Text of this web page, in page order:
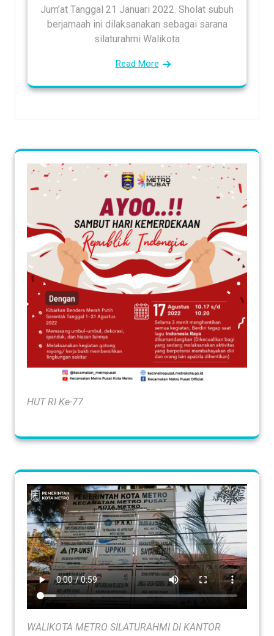
Jum’at Tanggal 21 Januari 2022. Sholat subuh
berjamaah ini dilaksanakan sebagai sarana
silaturahmi Walikota
Read More
HUT RI Ke-77
WALIKOTA METRO SILATURAHMI DI KANTOR